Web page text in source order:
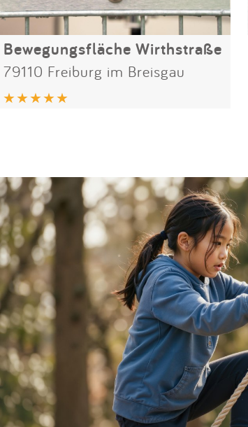
Bewegungsfläche Wirthstraße
79110 Freiburg im Breisgau